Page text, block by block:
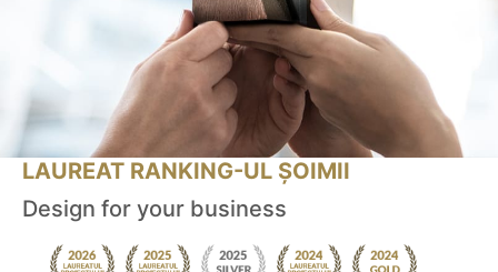
LAUREAT RANKING-UL ȘOIMII
Design for your business